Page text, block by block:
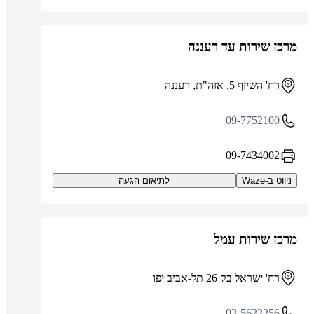
מרכז שירות עד רעננה
רח' השיזף 5, אזה"ת, רעננה
09-7752100
09-7434002
ניווט ב-Waze לתיאום הגעה
מרכז שירות עמל
רח' ישראל בק 26 תל-אביב יפו